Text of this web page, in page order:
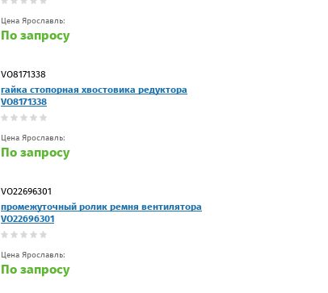
Цена Ярославль:
По запросу
VO8171338
гайка стопорная хвостовика редуктора
VO8171338
Цена Ярославль:
По запросу
VO22696301
промежуточный ролик ремня вентилятора
VO22696301
Цена Ярославль:
По запросу